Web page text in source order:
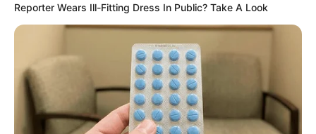
Deixe um Comentário
Reporter Wears Ill-Fitting Dress In Public? Take A Look